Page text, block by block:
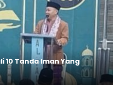
10 Tanda Iman Yang